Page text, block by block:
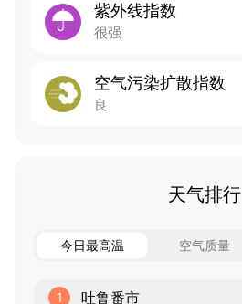
紫外线指数
很强
空气污染扩散指数
良
天气排行
今日最高温 空气质量
1 吐鲁番市